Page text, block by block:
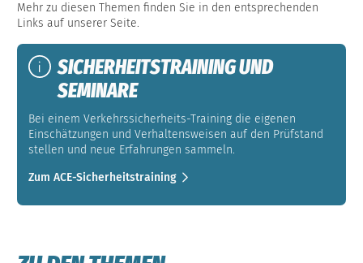
Mehr zu diesen Themen finden Sie in den entsprechenden
Links auf unserer Seite.
SICHERHEITSTRAINING UND
SEMINARE
Bei einem Verkehrssicherheits-Training die eigenen
Einschätzungen und Verhaltensweisen auf den Prüfstand
stellen und neue Erfahrungen sammeln.
Zum ACE-Sicherheitstraining